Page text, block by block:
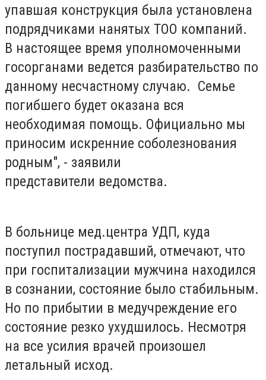
упавшая конструкция была установлена
подрядчиками нанятых ТОО компаний.
В настоящее время уполномоченными
госорганами ведется разбирательство по
данному несчастному случаю. Семье
погибшего будет оказана вся
необходимая помощь. Официально мы
приносим искренние соболезнования
родным", - заявили
представители ведомства.
В больнице мед.центра УДП, куда
поступил пострадавший, отмечают, что
при госпитализации мужчина находился
в сознании, состояние было стабильным.
Но по прибытии в медучреждение его
состояние резко ухудшилось. Несмотря
на все усилия врачей произошел
летальный исход.